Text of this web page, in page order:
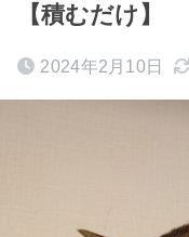
【積むだけ】
2024年2月10日